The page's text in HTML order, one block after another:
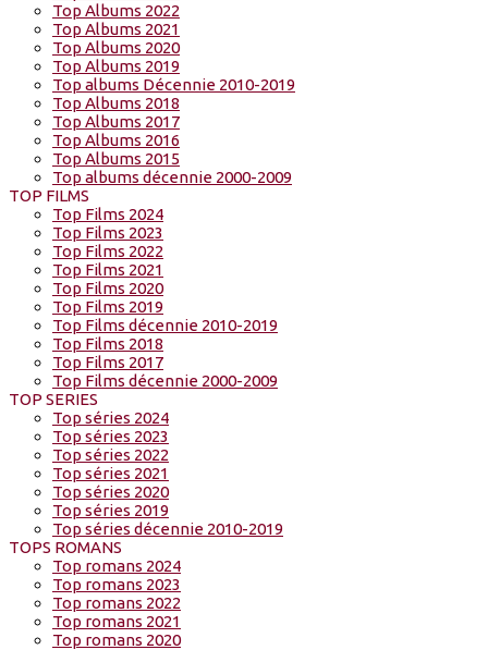
Top Albums 2022
Top Albums 2021
Top Albums 2020
Top Albums 2019
Top albums Décennie 2010-2019
Top Albums 2018
Top Albums 2017
Top Albums 2016
Top Albums 2015
Top albums décennie 2000-2009
TOP FILMS
Top Films 2024
Top Films 2023
Top Films 2022
Top Films 2021
Top Films 2020
Top Films 2019
Top Films décennie 2010-2019
Top Films 2018
Top Films 2017
Top Films décennie 2000-2009
TOP SERIES
Top séries 2024
Top séries 2023
Top séries 2022
Top séries 2021
Top séries 2020
Top séries 2019
Top séries décennie 2010-2019
TOPS ROMANS
Top romans 2024
Top romans 2023
Top romans 2022
Top romans 2021
Top romans 2020